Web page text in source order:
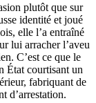
plutôt que sur
identité et joué
elle l’a entraîné
lui arracher l’aveu
C’est ce que le
État courtisant un
fabriquant de
d’arrestation.